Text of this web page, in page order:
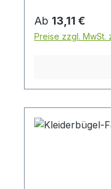
Regulärer Preis:
Ab 13,11 €
Preise zzgl. MwSt.